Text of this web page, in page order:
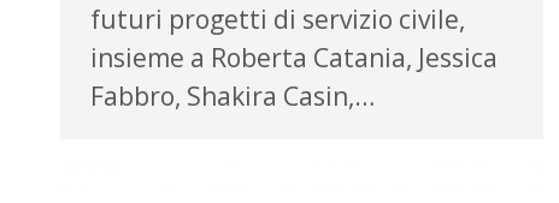
futuri progetti di servizio civile,
insieme a Roberta Catania, Jessica
Fabbro, Shakira Casin,…